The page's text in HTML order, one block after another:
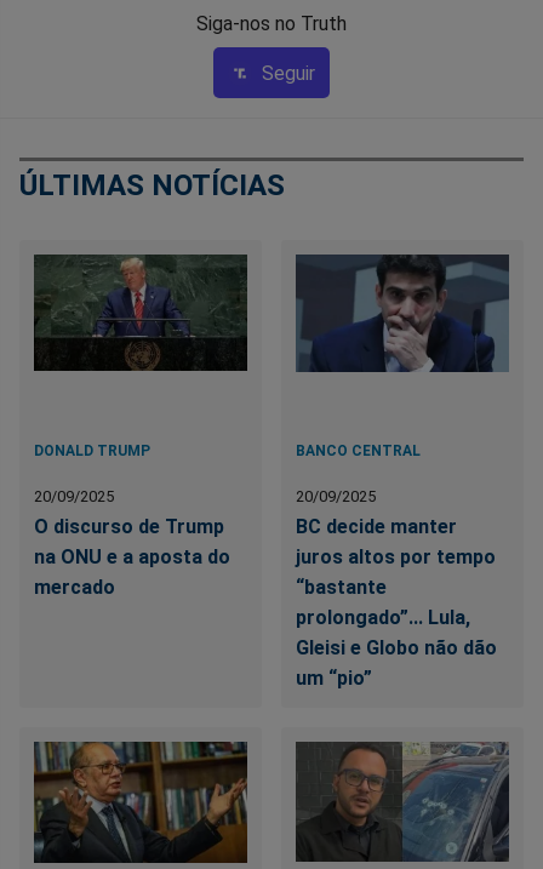
Siga-nos no Truth
Seguir
ÚLTIMAS NOTÍCIAS
DONALD TRUMP
20/09/2025
O discurso de Trump
na ONU e a aposta do
mercado
BANCO CENTRAL
20/09/2025
BC decide manter
juros altos por tempo
“bastante
prolongado”... Lula,
Gleisi e Globo não dão
um “pio”